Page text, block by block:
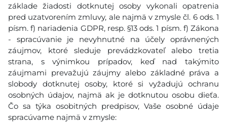
základe žiadosti dotknutej osoby vykonali opatrenia
pred uzatvorením zmluvy, ale najmä v zmysle čl. 6 ods. 1
písm. f) nariadenia GDPR, resp. §13 ods. 1 písm. f) Zákona
- spracúvanie je nevyhnutné na účely oprávnených
záujmov, ktoré sleduje prevádzkovateľ alebo tretia
strana, s výnimkou prípadov, keď nad takýmito
záujmami prevažujú záujmy alebo základné práva a
slobody dotknutej osoby, ktoré si vyžadujú ochranu
osobných údajov, najmä ak je dotknutou osobu dieťa.
Čo sa týka osobitných predpisov, Vaše osobné údaje
spracúvame najmä v zmysle: